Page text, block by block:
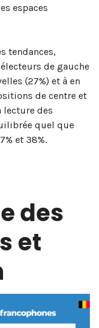
espaces
tendances,
électeurs de gauche
(27%) et à en
de centre et
lecture des
quel que
et 38%.
des
et